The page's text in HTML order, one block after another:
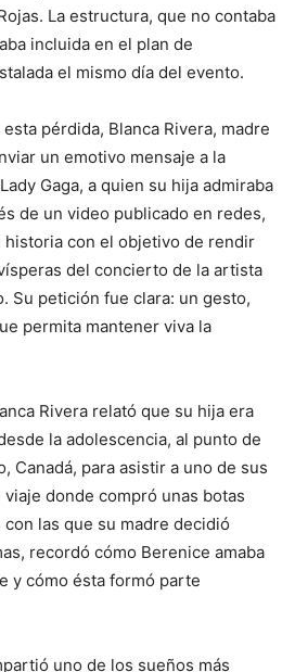
La estructura, que no contaba
incluida en el plan de
el mismo día del evento.
pérdida, Blanca Rivera, madre
un emotivo mensaje a la
Gaga, a quien su hija admiraba
de un video publicado en redes,
historia con el objetivo de rendir
del concierto de la artista
Su petición fue clara: un gesto,
permita mantener viva la
Rivera relató que su hija era
la adolescencia, al punto de
Canadá, para asistir a uno de sus
donde compró unas botas
las que su madre decidió
recordó cómo Berenice amaba
y cómo ésta formó parte
uno de los sueños más